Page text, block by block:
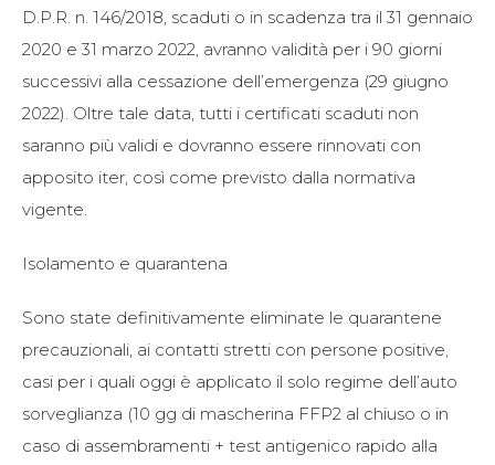
D.P.R. n. 146/2018, scaduti o in scadenza tra il 31 gennaio
2020 e 31 marzo 2022, avranno validità per i 90 giorni
successivi alla cessazione dell’emergenza (29 giugno
2022). Oltre tale data, tutti i certificati scaduti non
saranno più validi e dovranno essere rinnovati con
apposito iter, così come previsto dalla normativa
vigente.
Isolamento e quarantena
Sono state definitivamente eliminate le quarantene
precauzionali, ai contatti stretti con persone positive,
casi per i quali oggi è applicato il solo regime dell’auto
sorveglianza (10 gg di mascherina FFP2 al chiuso o in
caso di assembramenti + test antigenico rapido alla